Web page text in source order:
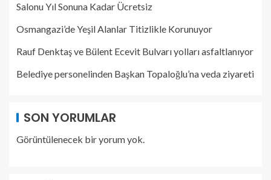
Salonu Yıl Sonuna Kadar Ücretsiz
Osmangazi’de Yeşil Alanlar Titizlikle Korunuyor
Rauf Denktaş ve Bülent Ecevit Bulvarı yolları asfaltlanıyor
Belediye personelinden Başkan Topaloğlu’na veda ziyareti
SON YORUMLAR
Görüntülenecek bir yorum yok.